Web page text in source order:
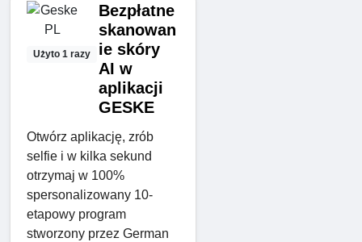
Użyto 1 razy
Bezpłatne
skanowan
ie skóry
AI w
aplikacji
GESKE
Otwórz aplikację, zrób
selfie i w kilka sekund
otrzymaj w 100%
spersonalizowany 10-
etapowy program
stworzony przez German